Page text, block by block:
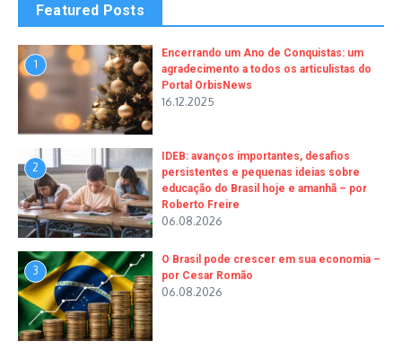
Featured Posts
1
Encerrando um Ano de Conquistas: um
agradecimento a todos os articulistas do
Portal OrbisNews
16.12.2025
2
IDEB: avanços importantes, desafios
persistentes e pequenas ideias sobre
educação do Brasil hoje e amanhã – por
Roberto Freire
06.08.2026
3
O Brasil pode crescer em sua economia –
por Cesar Romão
06.08.2026